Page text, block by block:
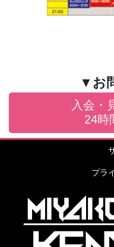
▼お
入会・
24時
プラ